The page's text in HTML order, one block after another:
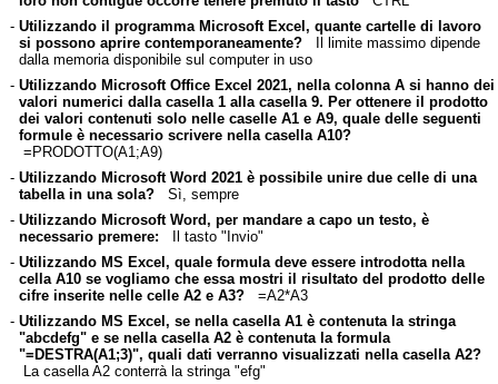
- Utilizzando il programma Microsoft Excel, quante cartelle di lavoro
si possono aprire contemporaneamente?Il limite massimo dipende
dalla memoria disponibile sul computer in uso
- Utilizzando Microsoft Office Excel 2021, nella colonna A si hanno dei
valori numerici dalla casella 1 alla casella 9. Per ottenere il prodotto
dei valori contenuti solo nelle caselle A1 e A9, quale delle seguenti
formule è necessario scrivere nella casella A10?
=PRODOTTO(A1;A9)
- Utilizzando Microsoft Word 2021 è possibile unire due celle di una
tabella in una sola?Sì, sempre
- Utilizzando Microsoft Word, per mandare a capo un testo, è
necessario premere: Il tasto "Invio"
- Utilizzando MS Excel, quale formula deve essere introdotta nella
cella A10 se vogliamo che essa mostri il risultato del prodotto delle
cifre inserite nelle celle A2 e A3?=A2*A3
- Utilizzando MS Excel, se nella casella A1 è contenuta la stringa
"abcdefg" e se nella casella A2 è contenuta la formula
"=DESTRA(A1;3)", quali dati verranno visualizzati nella casella A2?
La casella A2 conterrà la stringa "efg"